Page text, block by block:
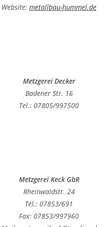
Website: metallbau-hummel.de
Metzgerei Decker
Badener Str. 16
Tel.: 07805/997500
Metzgerei Keck GbR
Rheinwaldstr. 24
Tel.: 07853/691
Fax: 07853/997960